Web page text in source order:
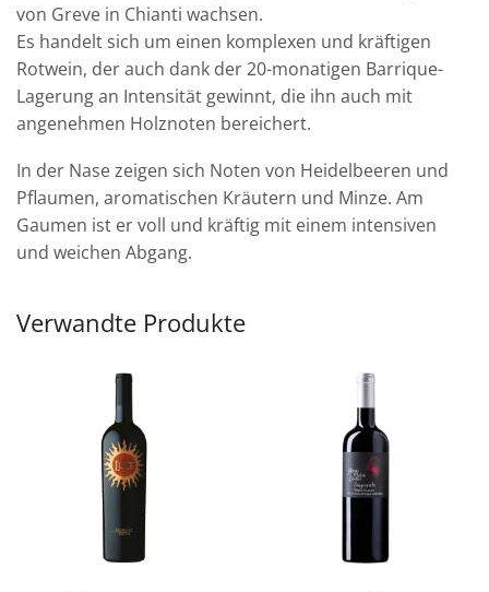
von Greve in Chianti wachsen.
Es handelt sich um einen komplexen und kräftigen
Rotwein, der auch dank der 20-monatigen Barrique-
Lagerung an Intensität gewinnt, die ihn auch mit
angenehmen Holznoten bereichert.
In der Nase zeigen sich Noten von Heidelbeeren und
Pflaumen, aromatischen Kräutern und Minze. Am
Gaumen ist er voll und kräftig mit einem intensiven
und weichen Abgang.
Verwandte Produkte